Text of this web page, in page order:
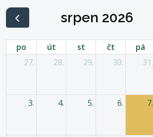
srpen 2026
po út st čt pá
27.
28. 29. 30. 31.
3. 4. 5. 6. 7.